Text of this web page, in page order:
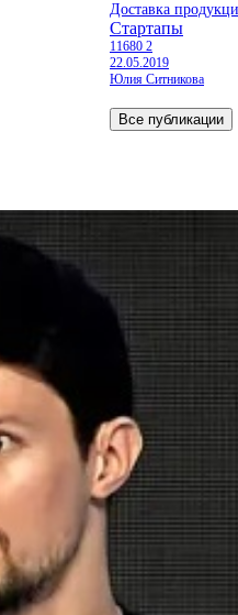
Доставка
Стартапы
11680 2
22.05.2019
Юлия Ситникова